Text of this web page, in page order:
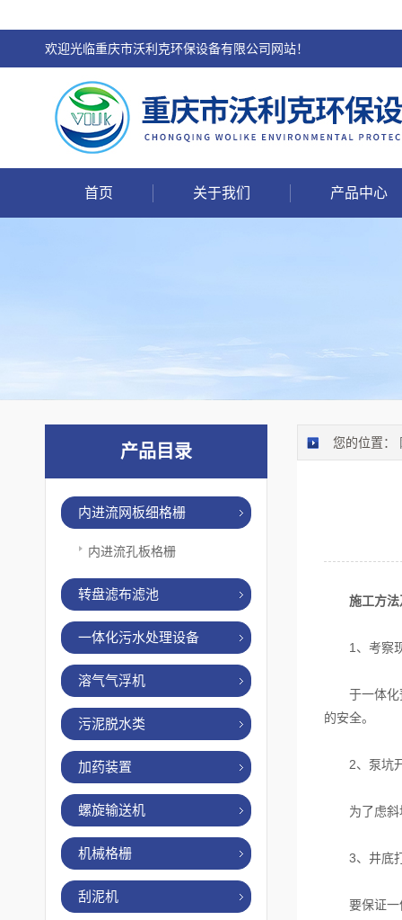
欢迎光临重庆市沃利克环保设备有限公司网站！
首页 关于我们 产品中心
产品目录
内进流网板细格栅
内进流孔板格栅
转盘滤布滤池
一体化污水处理设备
溶气气浮机
污泥脱水类
加药装置
螺旋输送机
机械格栅
刮泥机
您的位置：
施工方
1、考察现
于一体化预
的安全。
2、泵坑
为了虑斜坡
3、井底
要保证一体